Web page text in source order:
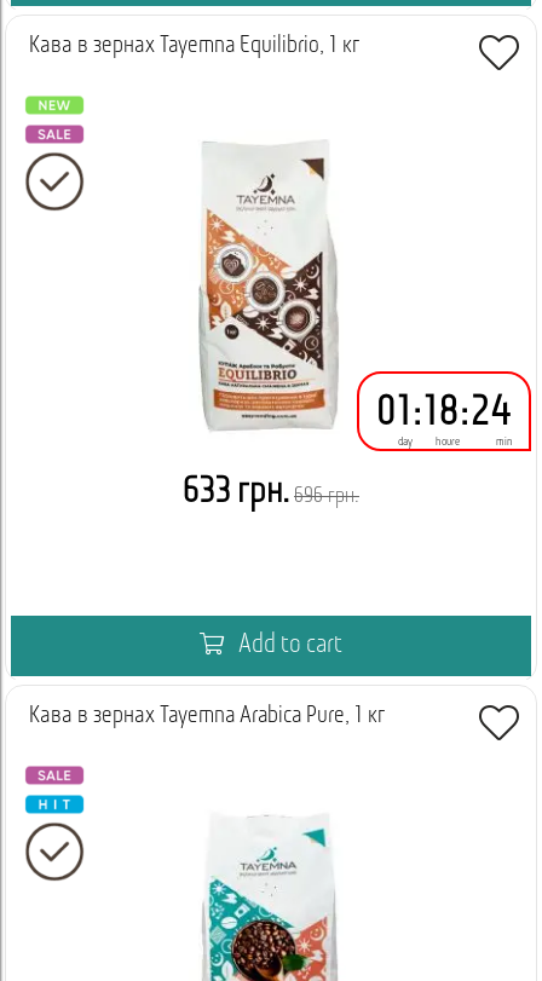
Кава в зернах Tayemna Equilibrio, 1 кг
01
day
: 18
houre
:24
min
633 грн. 696 грн.
Add to cart
Кава в зернах Tayemna Arabica Pure, 1 кг